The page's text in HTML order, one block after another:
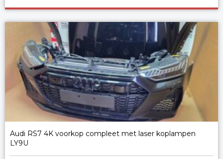
Audi RS7 4K voorkop compleet met laser koplampen
LY9U